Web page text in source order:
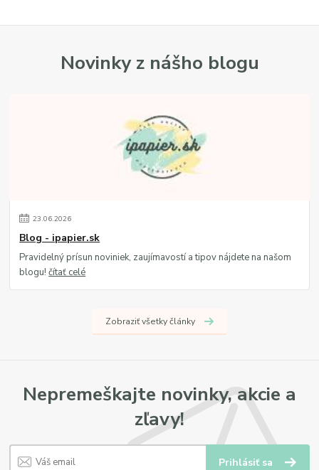
Novinky z nášho blogu
23.06.2026
Blog - ipapier.sk
Pravidelný prísun noviniek, zaujímavostí a tipov nájdete na našom
blogu!čítať celé
Zobraziť všetky články
Nepremeškajte novinky, akcie a
zľavy!
Prihlásiť sa